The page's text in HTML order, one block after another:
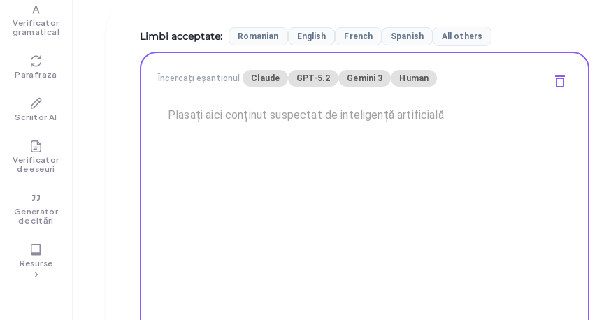
Verificator
gramatical
Parafraza
Scriitor AI
Verificator
de eseuri
Generator
de citări
Resurse
Limbi acceptate: Romanian English French Spanish All others
Încercați eșantionul Claude GPT-5.2 Gemini 3 Human